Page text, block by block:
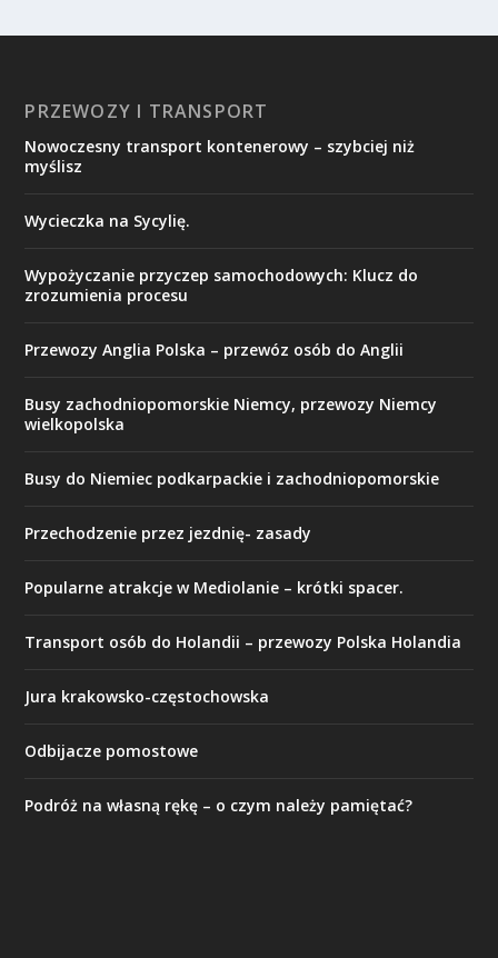
PRZEWOZY I TRANSPORT
​Nowoczesny transport kontenerowy – szybciej niż
myślisz
Wycieczka na Sycylię.
Wypożyczanie przyczep samochodowych: Klucz do
zrozumienia procesu
Przewozy Anglia Polska – przewóz osób do Anglii
Busy zachodniopomorskie Niemcy, przewozy Niemcy
wielkopolska
Busy do Niemiec podkarpackie i zachodniopomorskie
Przechodzenie przez jezdnię- zasady
Popularne atrakcje w Mediolanie – krótki spacer.
Transport osób do Holandii – przewozy Polska Holandia
Jura krakowsko-częstochowska
Odbijacze pomostowe
Podróż na własną rękę – o czym należy pamiętać?